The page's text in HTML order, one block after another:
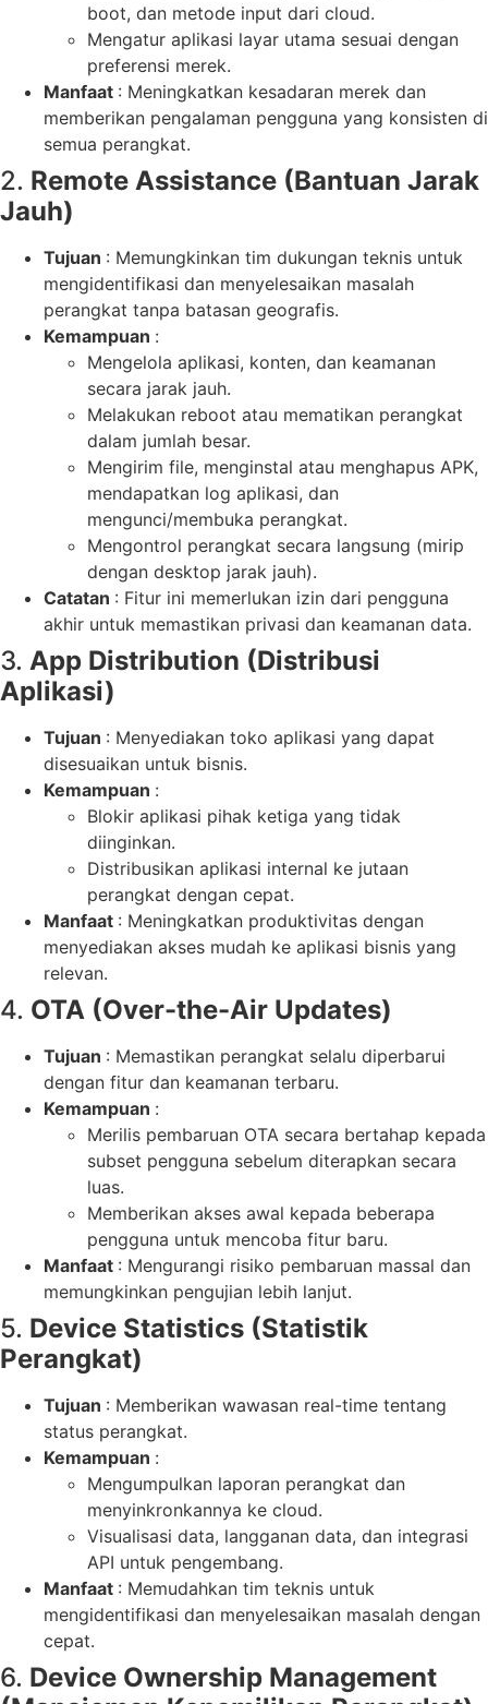
boot, dan metode input dari cloud.
Mengatur aplikasi layar utama sesuai dengan
preferensi merek.
Manfaat : Meningkatkan kesadaran merek dan
memberikan pengalaman pengguna yang konsisten di
semua perangkat.
2. Remote Assistance (Bantuan Jarak
Jauh)
Tujuan : Memungkinkan tim dukungan teknis untuk
mengidentifikasi dan menyelesaikan masalah
perangkat tanpa batasan geografis.
Kemampuan :
Mengelola aplikasi, konten, dan keamanan
secara jarak jauh.
Melakukan reboot atau mematikan perangkat
dalam jumlah besar.
Mengirim file, menginstal atau menghapus APK,
mendapatkan log aplikasi, dan
mengunci/membuka perangkat.
Mengontrol perangkat secara langsung (mirip
dengan desktop jarak jauh).
Catatan : Fitur ini memerlukan izin dari pengguna
akhir untuk memastikan privasi dan keamanan data.
3. App Distribution (Distribusi
Aplikasi)
Tujuan : Menyediakan toko aplikasi yang dapat
disesuaikan untuk bisnis.
Kemampuan :
Blokir aplikasi pihak ketiga yang tidak
diinginkan.
Distribusikan aplikasi internal ke jutaan
perangkat dengan cepat.
Manfaat : Meningkatkan produktivitas dengan
menyediakan akses mudah ke aplikasi bisnis yang
relevan.
4. OTA (Over-the-Air Updates)
Tujuan : Memastikan perangkat selalu diperbarui
dengan fitur dan keamanan terbaru.
Kemampuan :
Merilis pembaruan OTA secara bertahap kepada
subset pengguna sebelum diterapkan secara
luas.
Memberikan akses awal kepada beberapa
pengguna untuk mencoba fitur baru.
Manfaat : Mengurangi risiko pembaruan massal dan
memungkinkan pengujian lebih lanjut.
5. Device Statistics (Statistik
Perangkat)
Tujuan : Memberikan wawasan real-time tentang
status perangkat.
Kemampuan :
Mengumpulkan laporan perangkat dan
menyinkronkannya ke cloud.
Visualisasi data, langganan data, dan integrasi
API untuk pengembang.
Manfaat : Memudahkan tim teknis untuk
mengidentifikasi dan menyelesaikan masalah dengan
cepat.
6. Device Ownership Management